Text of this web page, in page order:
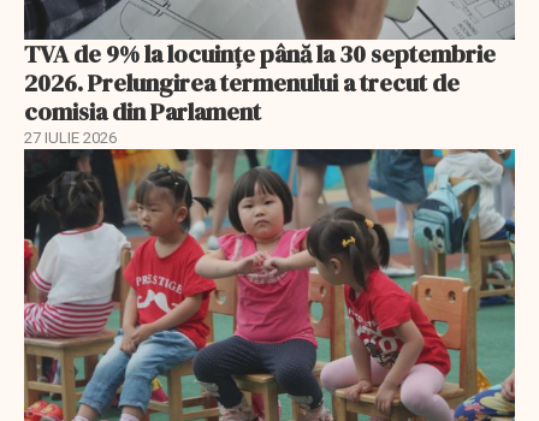
TVA de 9% la locuințe până la 30 septembrie
2026. Prelungirea termenului a trecut de
comisia din Parlament
27 IULIE 2026